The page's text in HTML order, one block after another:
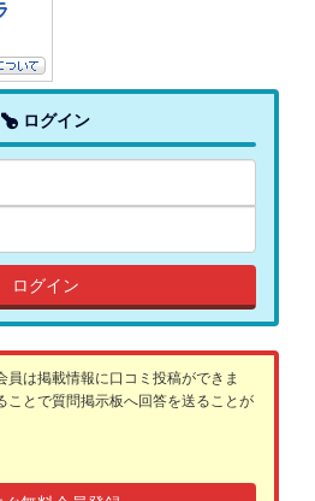
ログイン
ログイン
員は掲載情報に口コミ投稿ができま
ことで質問掲示板へ回答を送ることが